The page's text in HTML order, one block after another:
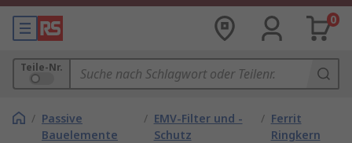
0
Teile-Nr.
/ Passive
Bauelemente
/ EMV-Filter und -
Schutz
/ Ferrit
Ringkern